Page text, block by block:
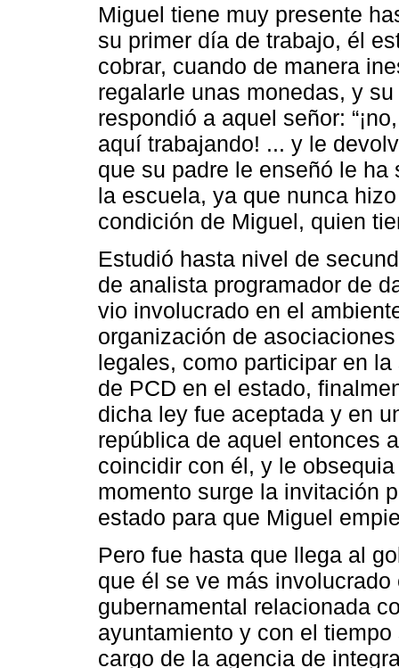
Miguel tiene muy presente
su primer día de trabajo, él
cobrar, cuando de manera
regalarle unas monedas, y
respondió a aquel señor:
aquí trabajando! ... y le
que su padre le enseñó le
la escuela, ya que nunca
condición de Miguel, quien
Estudió hasta nivel de
de analista programador de
vio involucrado en el
organización de
legales, como participar en
de PCD en el estado,
dicha ley fue aceptada y en
república de aquel entonces
coincidir con él, y le
momento surge la invitación
estado para que Miguel
Pero fue hasta que llega al
que él se ve más
gubernamental relacionada
ayuntamiento y con el
cargo de la agencia de